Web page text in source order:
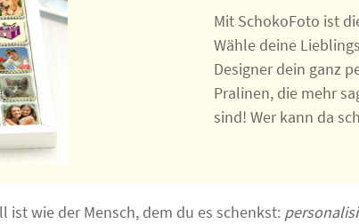
Mit SchokoFoto ist
Wähle deine
Designer dein ganz
Pralinen, die mehr
sind! Wer kann da
ist wie der Mensch, dem du es schenkst: